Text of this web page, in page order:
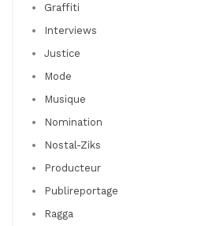
Graffiti
Interviews
Justice
Mode
Musique
Nomination
Nostal-Ziks
Producteur
Publireportage
Ragga